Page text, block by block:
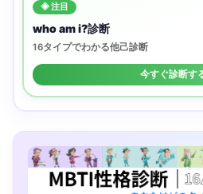
◈ 注目
who am i?診断
16タイプでわかる他己診断
今すぐ診断す